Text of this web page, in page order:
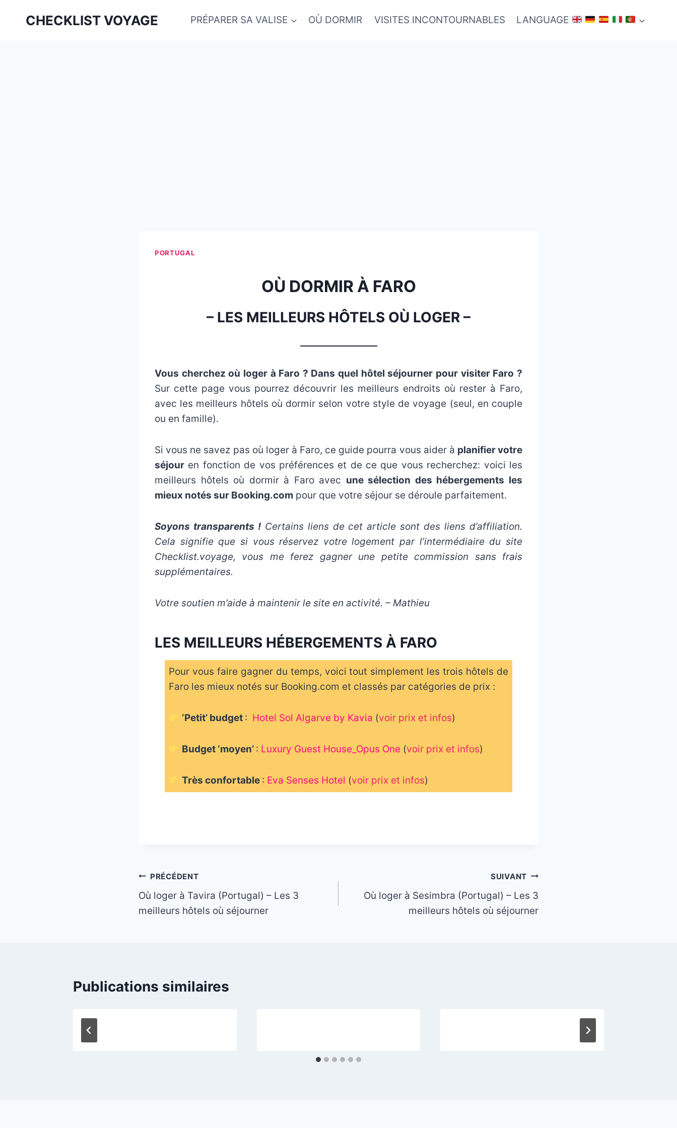
CHECKLIST VOYAGE PRÉPARER SA VALISE OÙ DORMIR VISITES INCONTOURNABLES LANGUAGE
PORTUGAL
OÙ DORMIR À FARO
– LES MEILLEURS HÔTELS OÙ LOGER –
Vous cherchez où loger à Faro ? Dans quel hôtel séjourner pour visiter Faro ?
Sur cette page vous pourrez découvrir les meilleurs endroits où rester à Faro,
avec les meilleurs hôtels où dormir selon votre style de voyage (seul, en couple
ou en famille).
Si vous ne savez pas où loger à Faro, ce guide pourra vous aider à planifier votre
séjour en fonction de vos préférences et de ce que vous recherchez: voici les
meilleurs hôtels où dormir à Faro avec une sélection des hébergements les
mieux notés sur Booking.com pour que votre séjour se déroule parfaitement.
Soyons transparents !Certains liens de cet article sont des liens d’affiliation.
Cela signifie que si vous réservez votre logement par l’intermédiaire du site
Checklist.voyage, vous me ferez gagner une petite commission sans frais
supplémentaires.
Votre soutien m’aide à maintenir le site en activité. – Mathieu
LES MEILLEURS HÉBERGEMENTS À FARO
Pour vous faire gagner du temps, voici tout simplement les trois hôtels de
Faro les mieux notés sur Booking.com et classés par catégories de prix :
‘Petit’ budget : Hotel Sol Algarve by Kavia (voir prix et infos)
Budget ‘moyen’ : Luxury Guest House_Opus One (voir prix et infos)
Très confortable : Eva Senses Hotel (voir prix et infos)
Navigation
de
PRÉCÉDENT
Où loger à Tavira (Portugal) – Les 3
meilleurs hôtels où séjourner
SUIVANT
Où loger à Sesimbra (Portugal) – Les 3
meilleurs hôtels où séjourner
Publications similaires